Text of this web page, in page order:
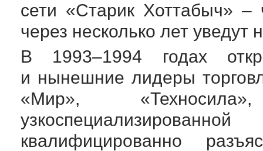
сети «Старик Хоттабыч» –
через несколько лет уведут
В 1993–1994 годах
и нынешние лидеры
«Мир»,
квалифицированно